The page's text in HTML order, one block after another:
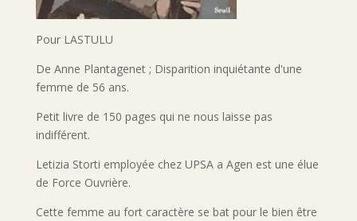
Pour LASTULU
De Anne Plantagenet ; Disparition inquiétante d'une
femme de 56 ans.
Petit livre de 150 pages qui ne nous laisse pas
indifférent.
Letizia Storti employée chez UPSA a Agen est une élue
de Force Ouvrière.
Cette femme au fort caractère se bat pour le bien être